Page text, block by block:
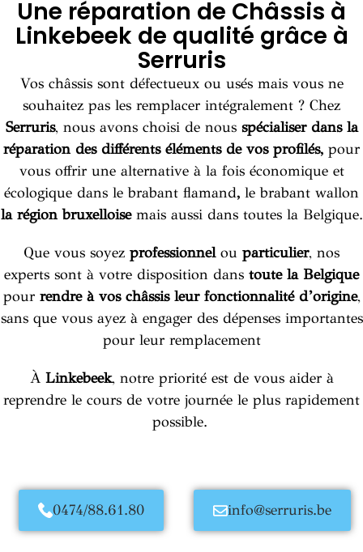
Une réparation de Châssis à
Linkebeek de qualité grâce à
Serruris
Vos châssis sont défectueux ou usés mais vous ne
souhaitez pas les remplacer intégralement ? Chez
Serruris, nous avons choisi de nous spécialiser dans la
réparation des différents éléments de vos profilés, pour
vous offrir une alternative à la fois économique et
écologique dans lebrabant flamand, le brabant wallon
la région bruxelloisemais aussi dans toutes la Belgique.
Que vous soyez professionnelou particulier, nos
experts sont à votre disposition dans toute la Belgique
pour rendre à vos châssis leur fonctionnalité d’origine,
sans que vous ayez à engager des dépenses importantes
pour leur remplacement
À Linkebeek, notre priorité est de vous aider à
reprendre le cours de votre journée le plus rapidement
possible.
0474/88.61.80 info@serruris.be